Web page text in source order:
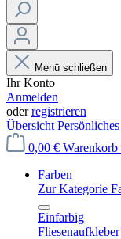
Menü schließen
Ihr Konto
Anmelden
oderregistrieren
Übersicht
0,00 € Warenkorb
Farben
Zur Kategorie
Einfarbig